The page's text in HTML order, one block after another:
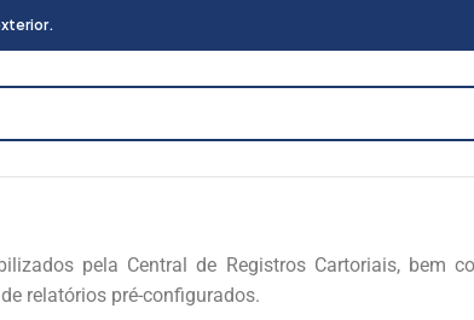
pela Central de Registros Cartoriais, bem
relatórios pré-configurados.